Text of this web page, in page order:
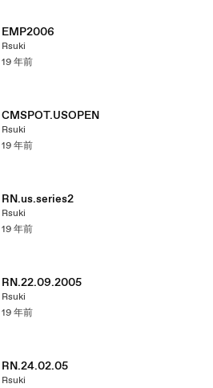
EMP2006
Rsuki
19 年前
CMSPOT.USOPEN
Rsuki
19 年前
RN.us.series2
Rsuki
19 年前
RN.22.09.2005
Rsuki
19 年前
RN.24.02.05
Rsuki